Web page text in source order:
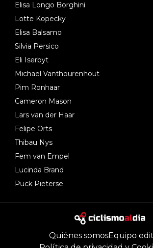
Elisa Longo Borghini
Lotte Kopecky
Elisa Balsamo
Silvia Persico
Eli Iserbyt
Michael Vanthourenhout
Pim Ronhaar
Cameron Mason
Lars van der Haar
Felipe Orts
Thibau Nys
Fem van Empel
Lucinda Brand
Puck Pieterse
Quiénes somosEquipo